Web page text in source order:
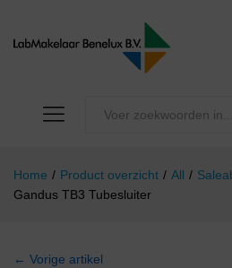
Home / Product overzicht / All /
Gandus TB3 Tubesluiter
← Vorige artikel